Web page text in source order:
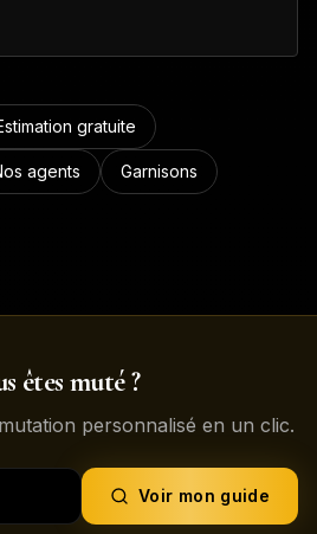
gratuite
agents Garnisons
êtes muté ?
personnalisé en un clic.
Voir mon guide